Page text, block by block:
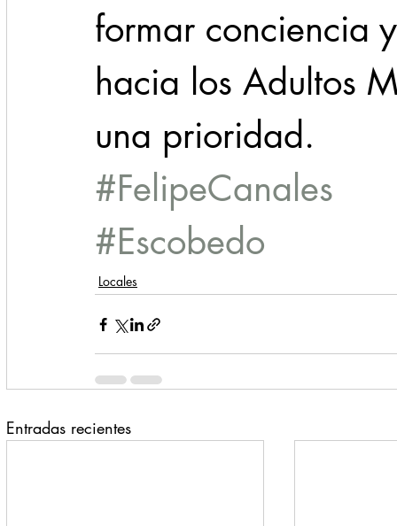
formar conciencia
hacia los Adultos
una prioridad.
#FelipeCanales
#Escobedo
Locales
Entradas recientes